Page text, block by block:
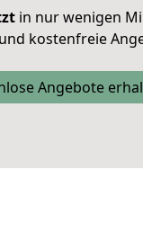
in nur wenigen
kostenfreie
Angebote